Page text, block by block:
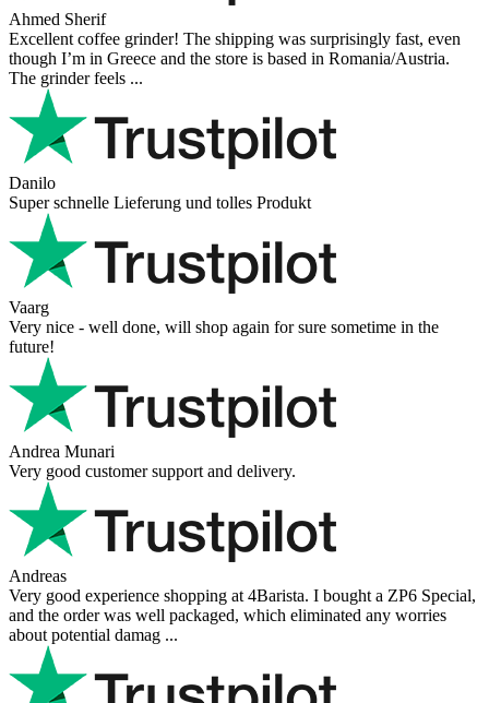
Ahmed Sherif
Excellent coffee grinder! The shipping was surprisingly fast, even
though I’m in Greece and the store is based in Romania/Austria.
The grinder feels ...
Danilo
Super schnelle Lieferung und tolles Produkt
Vaarg
Very nice - well done, will shop again for sure sometime in the
future!
Andrea Munari
Very good customer support and delivery.
Andreas
Very good experience shopping at 4Barista. I bought a ZP6 Special,
and the order was well packaged, which eliminated any worries
about potential damag ...